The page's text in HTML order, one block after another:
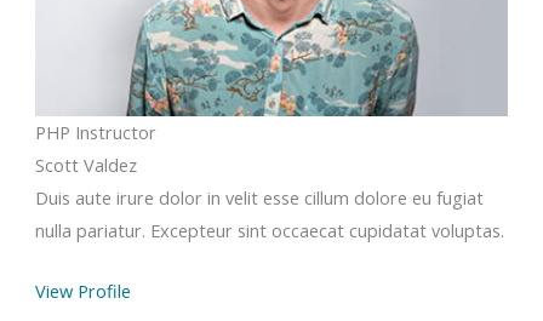
PHP Instructor
Scott Valdez
Duis aute irure dolor in velit esse cillum dolore eu fugiat
nulla pariatur. Excepteur sint occaecat cupidatat voluptas.
View Profile